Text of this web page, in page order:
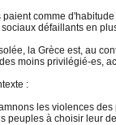
paient comme
défaillants en
la Grèce est, au
moins privilégié-es,
:
les violences
peuples à choisir leur